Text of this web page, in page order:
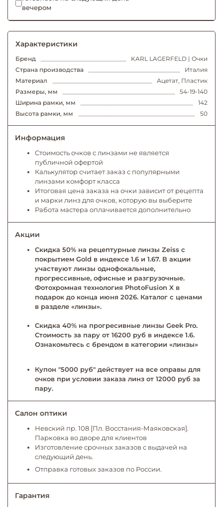
вечером
Характеристики
Бренд
KARL LAGERFELD | Очки
Страна производства
Италия
Материал
Ацетат, Пластик
Размеры, мм
54-19-140
Ширина рамки, мм
142
Высота рамки, мм
50
Информация
Стоимость очков с линзами не является
публичной офертой
Калькулятор считает заказ с популярными
линзами комфорт класса
Итоговая цена заказа на очки зависит от рецепта
и марки линз для очков, которую вы выберите
Работа мастера оплачивается дополнительно
Акции
Скидка 50% на рецептурные линзы Zeiss с
покрытием Gold в индексе 1.6 и 1.67. В акции
участвуют линзы однофокальные,
прогрессивные, офисные и разгрузочные.
Фотохромная технология PhotoFusion X в
подарок до конца июня 2026. Каталог с ценами
в разделе «линзы».
Скидка 40% на прогресивные линзы Geek Pro.
Стоимость за пару от 16200 руб в индексе 1.6.
Ознакомьтесь с брендом в категории «линзы»
Купон "5000 руб" действует на все оправы для
очков при условии заказа линз от 12000 руб за
пару.
Салон оптики
Невский пр. 108 [Пл. Восстания-Маяковская].
Парковка во дворе для клиентов
Изготовление срочных заказов с выдачей на
следующий день.
Отправка готовых заказов по России.
Гарантия